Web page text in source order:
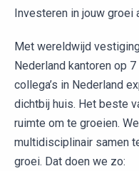
Investeren in jouw
Met wereldwijd
Nederland kantoren op
collega’s in Nederland
dichtbij huis. Het beste
ruimte om te groeien.
multidisciplinair samen
groei. Dat doen we zo: